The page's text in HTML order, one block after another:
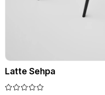
Latte Sehpa